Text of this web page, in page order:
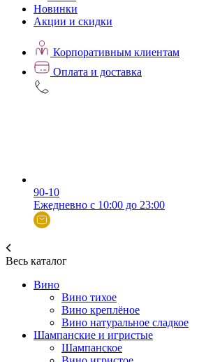
Новинки
Акции и скидки
Корпоративным клиентам
Оплата и доставка
90-10
Ежедневно с 10:00 до 23:00
Весь каталог
Вино
Вино тихое
Вино креплёное
Вино натуральное сладкое
Шампанские и игристые
Шампанское